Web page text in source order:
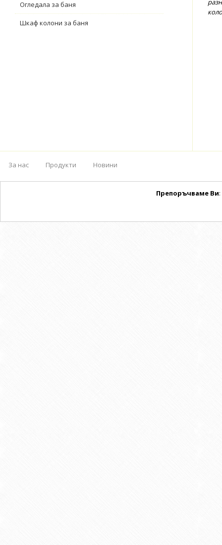
Огледала за баня
Шкаф колони за баня
За нас Продукти Новини
Препоръчваме Ви: